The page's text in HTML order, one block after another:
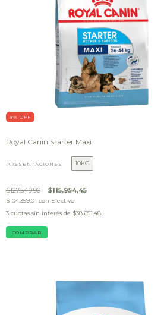
9% OFF
Royal Canin Starter Maxi
PRESENTACIONES 10KG
$127.549,90 $115.954,45
$104.359,01 con Efectivo
3 cuotas sin interés de $38.651,48
COMPRAR